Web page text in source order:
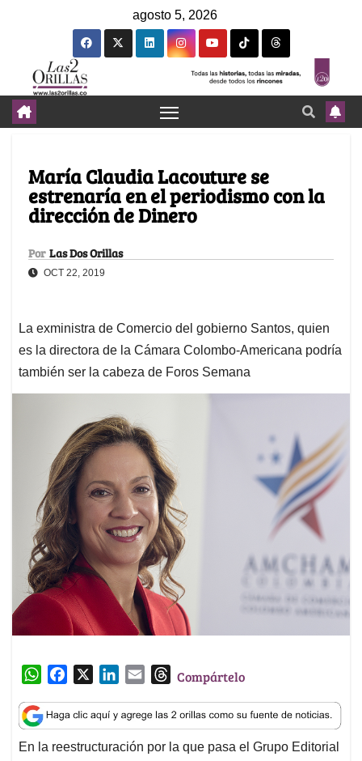
agosto 5, 2026
María Claudia Lacouture se
estrenaría en el periodismo con la
dirección de Dinero
Por Las Dos Orillas
OCT 22, 2019
La exministra de Comercio del gobierno Santos, quien
es la directora de la Cámara Colombo-Americana podría
también ser la cabeza de Foros Semana
W
a
t
s
c
e
b
n
k
e
a
i
l
T
r
e
a
Compártelo
En la reestructuración por la que pasa el Grupo Editorial